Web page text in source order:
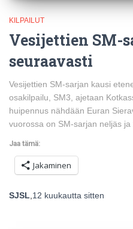
KILPAILUT
Vesijettien SM-
seuraavasti
Vesijettien SM-sarjan kausi
osakilpailu, SM3, ajetaan
huipennus nähdään Euran
vuorossa on SM-sarjan neljäs ja
Jaa tämä:
Jakaminen
SJSL 12 kuukautta sitten